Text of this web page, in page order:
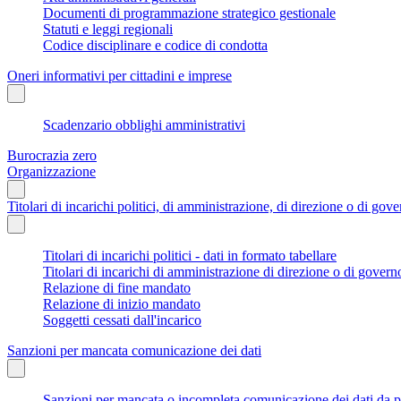
Documenti di programmazione strategico gestionale
Statuti e leggi regionali
Codice disciplinare e codice di condotta
Oneri informativi per cittadini e imprese
Scadenzario obblighi amministrativi
Burocrazia zero
Organizzazione
Titolari di incarichi politici, di amministrazione, di direzione o di
Titolari di incarichi politici - dati in formato tabellare
Titolari di incarichi di amministrazione di direzione o di
Relazione di fine mandato
Relazione di inizio mandato
Soggetti cessati dall'incarico
Sanzioni per mancata comunicazione dei dati